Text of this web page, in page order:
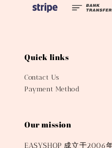
Quick links
Contact Us
Payment Method
Our mission
EASYSHOP 成立于2006